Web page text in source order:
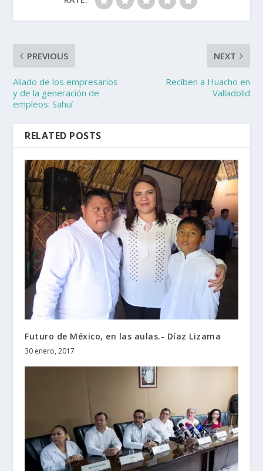
PREVIOUS
Aliado de los empresarios
y de la generación de
empleos: Sahuí
NEXT
Reciben a Huacho en
Valladolid
RELATED POSTS
Futuro de México, en las aulas.- Díaz Lizama
30 enero, 2017